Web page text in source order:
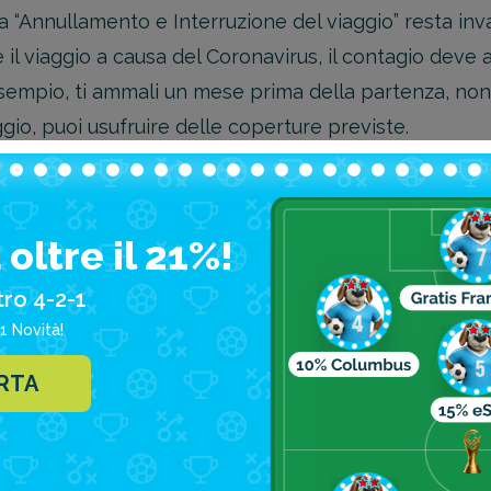
e Interruzione del viaggio” resta
viaggio a causa del Coronavirus, il contagio
ti ammali un mese prima della partenza,
puoi usufruire delle coperture previste.
cosa non copre la polizza
paragrafo, per poter richiedere il rimborso
data prevista per la partenza, oppure durante il
sempre aggiornate su coperture e massimali
e Cancellazione fuori Italia
” e all’interno delle
che la polizza non copre l’eventuale
del coronavirus, così come non sono previsti
il 21%!
4-2-1
Novità!